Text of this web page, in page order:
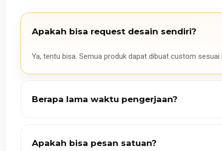
Apakah bisa request desain sendiri?
Ya, tentu bisa. Semua produk dapat dibuat custom
Berapa lama waktu pengerjaan?
Apakah bisa pesan satuan?